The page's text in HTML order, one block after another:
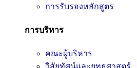
การรับรองหลักสูตร
การบริหาร
คณะผู้บริหาร